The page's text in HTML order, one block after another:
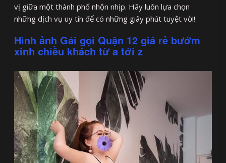
vị giữa một thành phố nhộn nhịp. Hãy luôn lựa chọn
những dịch vụ uy tín để có những giây phút tuyệt vời!
Hình ảnh Gái gọi Quận 12 giá rẻ bướm
xinh chiều khách từ a tới z